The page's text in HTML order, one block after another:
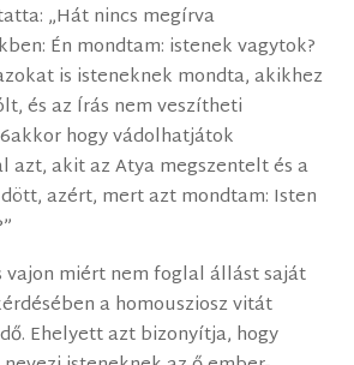
„Hát nincs megírva
Én mondtam: istenek vagytok?
is isteneknek mondta, akikhez
és az Írás nem veszítheti
hogy vádolhatjátok
azt, akit az Atya megszentelt és a
azért, mert azt mondtam: Isten
vajon miért nem foglal állást saját
a homousziosz vitát
Ehelyett azt bizonyítja, hogy